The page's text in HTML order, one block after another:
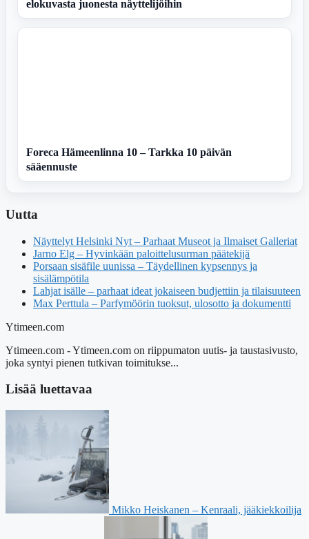
elokuvasta juonesta näyttelijöihin
Foreca Hämeenlinna 10 – Tarkka 10 päivän
sääennuste
Uutta
Näyttelyt Helsinki Nyt – Parhaat Museot ja Ilmaiset Galleriat
Jarno Elg – Hyvinkään paloittelusurman päätekijä
Porsaan sisäfile uunissa – Täydellinen kypsennys ja
sisälämpötila
Lahjat isälle – parhaat ideat jokaiseen budjettiin ja tilaisuuteen
Max Perttula – Parfymöörin tuoksut, ulosotto ja dokumentti
Ytimeen.com
Ytimeen.com - Ytimeen.com on riippumaton uutis- ja taustasivusto,
joka syntyi pienen tutkivan toimitukse...
Lisää luettavaa
Mikko Heiskanen – Kenraali, jääkiekkoilija